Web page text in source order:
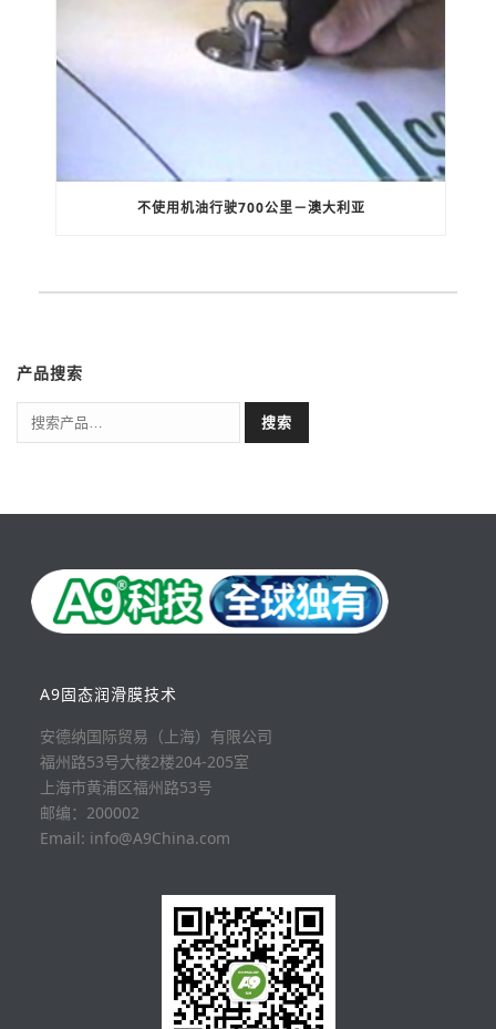
不使用机油行驶700公里－澳大利亚
产品搜索
搜索
A9固态润滑膜技术
安德纳国际贸易（上海）有限公司
福州路53号大楼2楼204-205室
上海市黄浦区福州路53号
邮编：200002
Email: info@A9China.com